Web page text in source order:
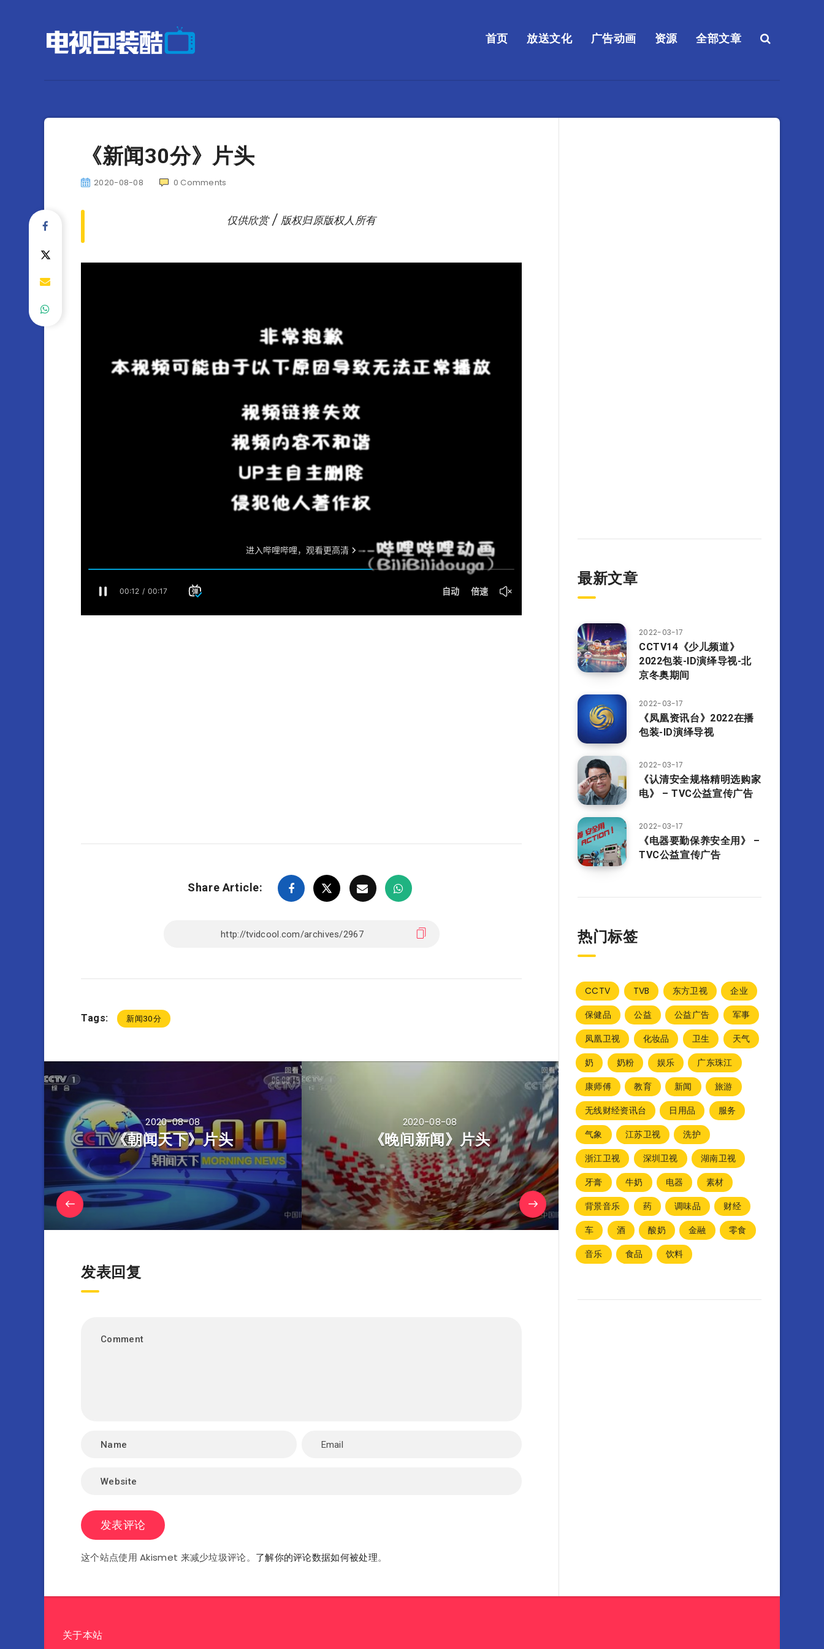
首页 放送文化 广告动画 资源 全部文章
《新闻30分》片头
2020-08-08 0 Comments
仅供欣赏 / 版权归原版权人所有
Share Article:
Tags: 新闻30分
2020-08-08
《朝闻天下》片头
2020-08-08
《晚间新闻》片头
发表回复
这个站点使用 Akismet 来减少垃圾评论。 了解你的评论数据如何被处理。
最新文章
2022-03-17
CCTV14《少儿频道》
2022包装-ID演绎导视-北
京冬奥期间
2022-03-17
《凤凰资讯台》2022在播
包装-ID演绎导视
2022-03-17
《认清安全规格精明选购家
电》 – TVC公益宣传广告
2022-03-17
《电器要勤保养安全用》 –
TVC公益宣传广告
热门标签
CCTV TVB 东方卫视
企业
保健品
公益 公益广告
军事
凤凰卫视
化妆品 卫生
天气
奶
奶粉 娱乐
广东珠江
康师傅
教育 新闻
旅游
无线财经资讯台
日用品
服务
气象
江苏卫视
洗护
浙江卫视
深圳卫视
湖南卫视
牙膏
牛奶 电器
素材
背景音乐
药 调味品
财经
车
酒 酸奶 金融
零食
音乐
食品 饮料
关于本站